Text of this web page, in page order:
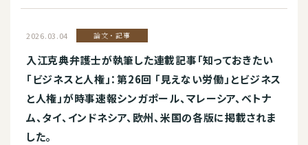
2026.03.04 論文・記事
入江克典弁護士が執筆した連載記事「知っておきたい
「ビジネスと人権」：第26回 「見えない労働」とビジネス
と人権」が時事速報シンガポール、マレーシア、ベトナ
ム、タイ、インドネシア、欧州、米国の各版に掲載されま
した。